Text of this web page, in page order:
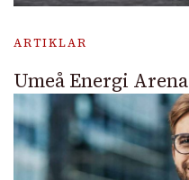
ARTIKLAR
Umeå Energi Arena